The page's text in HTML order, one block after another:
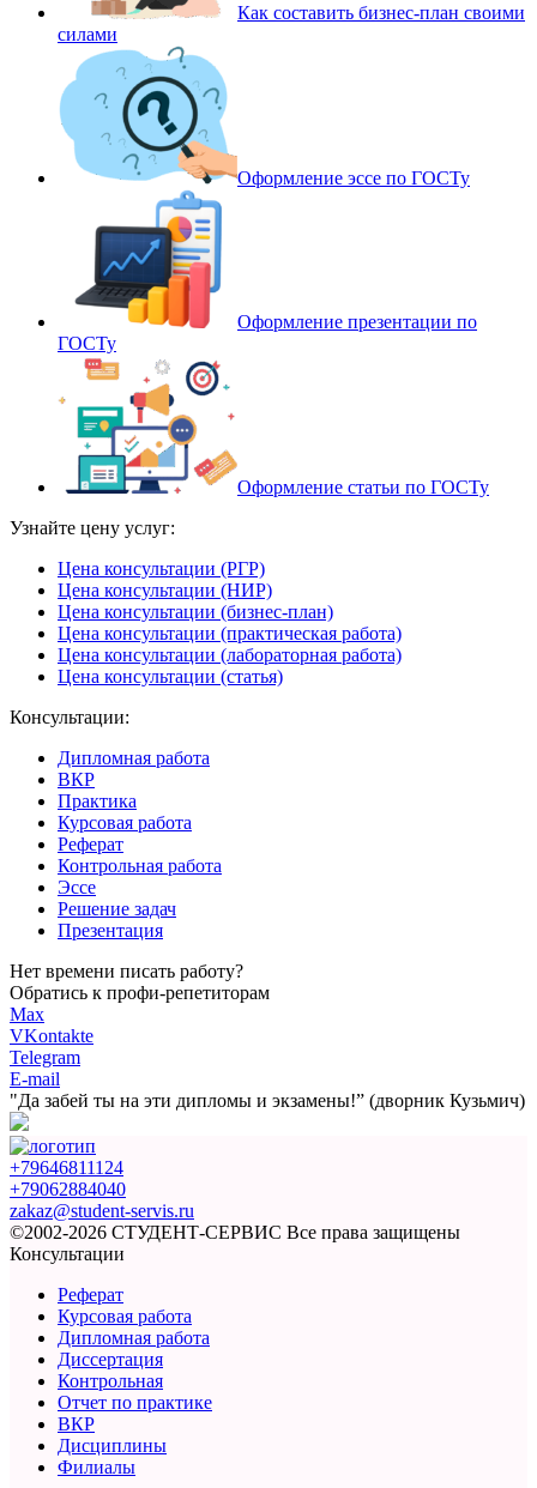
Как составить бизнес-план своими
силами
Оформление эссе по ГОСТу
Оформление презентации по
ГОСТу
Оформление статьи по ГОСТу
Узнайте цену услуг:
Цена консультации (РГР)
Цена консультации (НИР)
Цена консультации (бизнес-план)
Цена консультации (практическая работа)
Цена консультации (лабораторная работа)
Цена консультации (статья)
Консультации:
Дипломная работа
ВКР
Практика
Курсовая работа
Реферат
Контрольная работа
Эссе
Решение задач
Презентация
Нет времени писать работу?
Обратись к профи-репетиторам
Max
VKontakte
Telegram
E-mail
"Да забей ты на эти дипломы и экзамены!” (дворник Кузьмич)
+79646811124
+79062884040
zakaz@student-servis.ru
©2002-2026 СТУДЕНТ-СЕРВИС Все права защищены
Консультации
Реферат
Курсовая работа
Дипломная работа
Диссертация
Контрольная
Отчет по практике
ВКР
Дисциплины
Филиалы